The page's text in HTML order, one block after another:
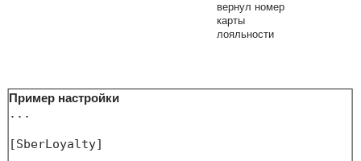
вернул номер
карты
лояльности
Пример настройки
...
[SberLoyalty]